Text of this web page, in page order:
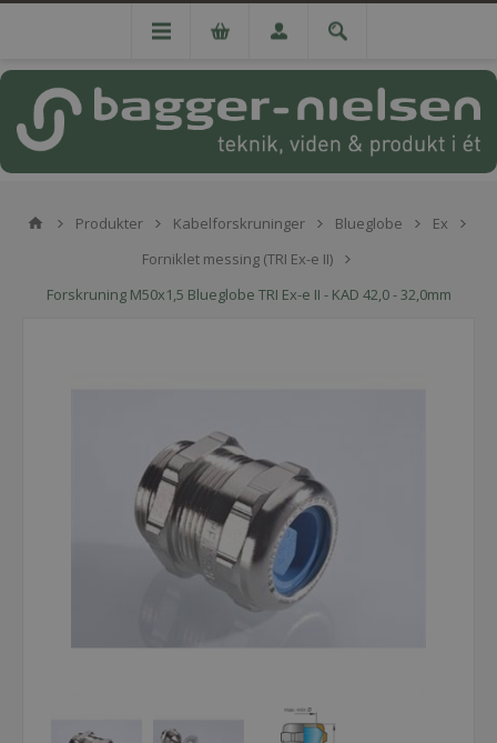
Produkter Kabelforskruninger Blueglobe
Ex
Forniklet messing (TRI Ex-e II)
Forskruning M50x1,5 Blueglobe TRI Ex-e II - KAD 42,0 - 32,0mm